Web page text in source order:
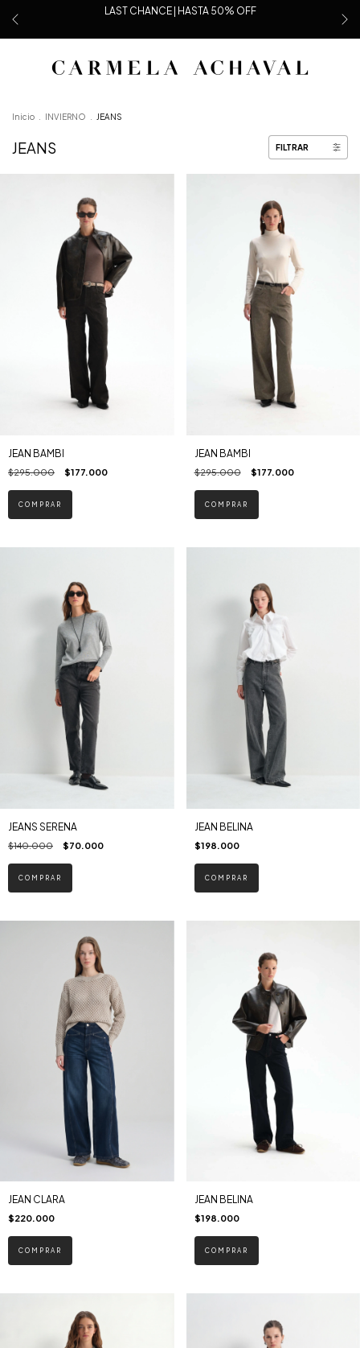
LAST CHANCE | HASTA 50% OFF
Inicio INVIERNO JEANS
JEANS FILTRAR
JEAN BAMBI
$295.000 $177.000
COMPRAR
JEAN BAMBI
$295.000 $177.000
COMPRAR
JEANS SERENA
$140.000 $70.000
COMPRAR
JEAN BELINA
$198.000
COMPRAR
JEAN CLARA
$220.000
COMPRAR
JEAN BELINA
$198.000
COMPRAR